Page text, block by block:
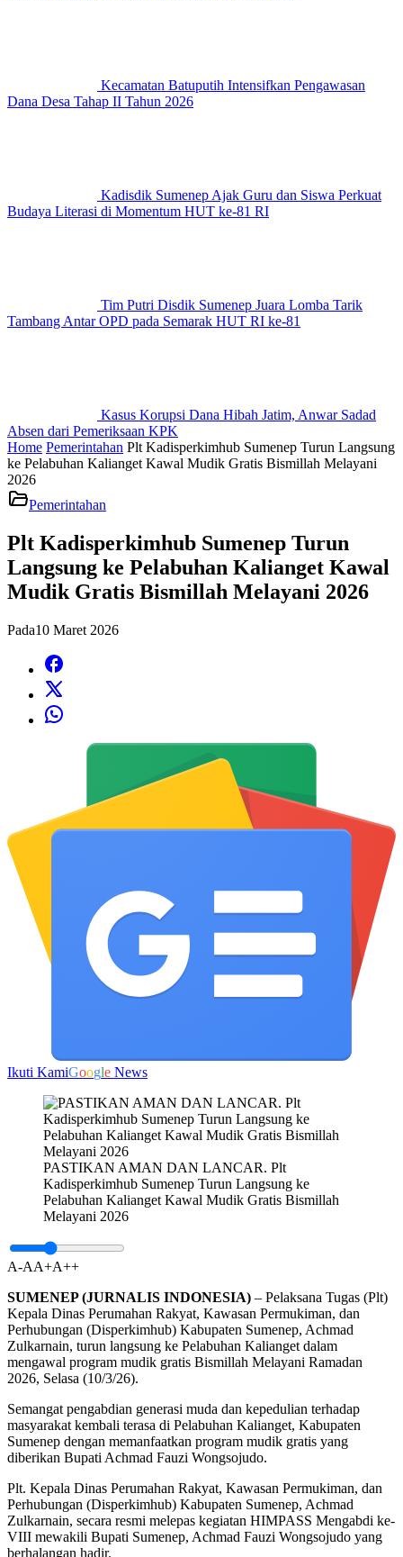
Kecamatan Batuputih Intensifkan Pengawasan
Dana Desa Tahap II Tahun 2026
Kadisdik Sumenep Ajak Guru dan Siswa Perkuat
Budaya Literasi di Momentum HUT ke-81 RI
Tim Putri Disdik Sumenep Juara Lomba Tarik
Tambang Antar OPD pada Semarak HUT RI ke-81
Kasus Korupsi Dana Hibah Jatim, Anwar Sadad
Absen dari Pemeriksaan KPK
Home Pemerintahan Plt Kadisperkimhub Sumenep Turun Langsung
ke Pelabuhan Kalianget Kawal Mudik Gratis Bismillah Melayani
2026
Pemerintahan
Plt Kadisperkimhub Sumenep Turun
Langsung ke Pelabuhan Kalianget Kawal
Mudik Gratis Bismillah Melayani 2026
Pada10 Maret 2026
Ikuti KamiGoogle News
PASTIKAN AMAN DAN LANCAR. Plt
Kadisperkimhub Sumenep Turun Langsung ke
Pelabuhan Kalianget Kawal Mudik Gratis Bismillah
Melayani 2026
A-AA+A++
SUMENEP (JURNALIS INDONESIA) – Pelaksana Tugas (Plt)
Kepala Dinas Perumahan Rakyat, Kawasan Permukiman, dan
Perhubungan (Disperkimhub) Kabupaten Sumenep, Achmad
Zulkarnain, turun langsung ke Pelabuhan Kalianget dalam
mengawal program mudik gratis Bismillah Melayani Ramadan
2026, Selasa (10/3/26).
Semangat pengabdian generasi muda dan kepedulian terhadap
masyarakat kembali terasa di Pelabuhan Kalianget, Kabupaten
Sumenep dengan memanfaatkan program mudik gratis yang
diberikan Bupati Achmad Fauzi Wongsojudo.
Plt. Kepala Dinas Perumahan Rakyat, Kawasan Permukiman, dan
Perhubungan (Disperkimhub) Kabupaten Sumenep, Achmad
Zulkarnain, secara resmi melepas kegiatan HIMPASS Mengabdi ke-
VIII mewakili Bupati Sumenep, Achmad Fauzi Wongsojudo yang
berhalangan hadir.